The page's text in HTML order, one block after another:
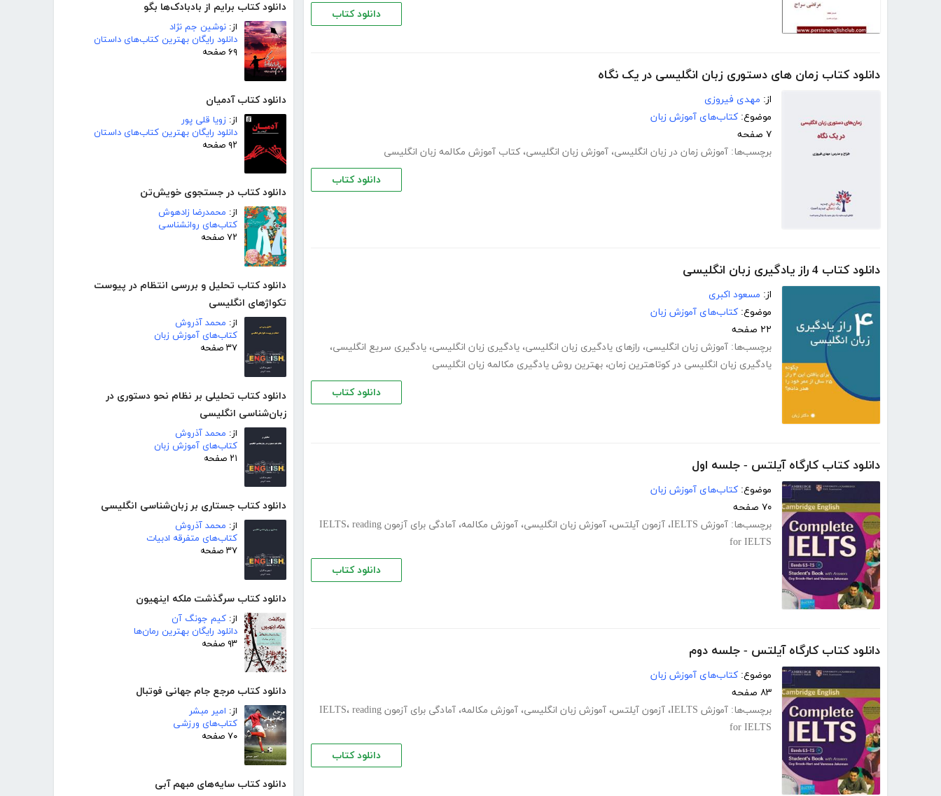
دانلود کتاب برایم از بادبادک‌ها بگو
از: نوشین جم نژاد
دانلود رایگان بهترین کتاب‌های داستان
۶۹ صفحه
دانلود کتاب آدمیان
از: زویا قلی پور
دانلود رایگان بهترین کتاب‌های داستان
۹۲ صفحه
دانلود کتاب در جستجوی خویش‌تن
از: محمدرضا زادهوش
کتاب‌های روانشناسی
۷۲ صفحه
دانلود کتاب تحلیل و بررسی انتظام در پیوست
تکواژهای انگلیسی
از: محمد آذروش
کتاب‌های آموزش زبان
۳۷ صفحه
دانلود کتاب تحلیلی بر نظام نحو دستوری در
زبان‌شناسی انگلیسی
از: محمد آذروش
کتاب‌های آموزش زبان
۲۱ صفحه
دانلود کتاب جستاری بر زبان‌شناسی انگلیسی
از: محمد آذروش
کتاب‌های متفرقه ادبیات
۳۷ صفحه
دانلود کتاب سرگذشت ملکه اینهیون
از: کیم جونگ آن
دانلود رایگان بهترین رمان‌ها
۹۳ صفحه
دانلود کتاب مرجع جام جهانی فوتبال
از: امیر مبشر
کتاب‌های ورزشی
۷۰ صفحه
دانلود کتاب سایه‌های مبهم آبی
دانلود کتاب
دانلود کتاب زمان های دستوری زبان انگلیسی در یک نگاه
از: مهدی فیروزی
موضوع: کتاب‌های آموزش زبان
۷ صفحه
برچسب‌ها: آموزش زمان در زبان انگلیسی، آموزش زبان انگلیسی، کتاب آموزش مکالمه زبان انگلیسی
دانلود کتاب
دانلود کتاب 4 راز یادگیری زبان انگلیسی
از: مسعود اکبری
موضوع: کتاب‌های آموزش زبان
۲۲ صفحه
برچسب‌ها: آموزش زبان انگلیسی، رازهای یادگیری زبان انگلیسی، یادگیری زبان انگلیسی، یادگیری سریع انگلیسی،
یادگیری زبان انگلیسی در کوتاهترین زمان، بهترین روش یادگیری مکالمه زبان انگلیسی
دانلود کتاب
دانلود کتاب کارگاه آیلتس - جلسه اول
موضوع: کتاب‌های آموزش زبان
۷۰ صفحه
برچسب‌ها: آموزش IELTS ، آزمون آیلتس، آموزش زبان انگلیسی، آموزش مکالمه، آمادگی برای آزمون IELTS ، reading
for IELTS
دانلود کتاب
دانلود کتاب کارگاه آیلتس - جلسه دوم
موضوع: کتاب‌های آموزش زبان
۸۳ صفحه
برچسب‌ها: آموزش IELTS ، آزمون آیلتس، آموزش زبان انگلیسی، آموزش مکالمه، آمادگی برای آزمون IELTS ، reading
for IELTS
دانلود کتاب